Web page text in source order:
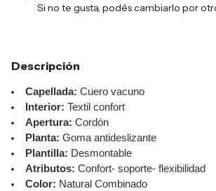
Si no te gusta, podés cambiarlo por
Descripción
Capellada: Cuero vacuno
Interior: Textil confort
Apertura: Cordón
Planta: Goma antideslizante
Plantilla: Desmontable
Atributos: Confort- soporte- flexibilidad
Color: Natural Combinado